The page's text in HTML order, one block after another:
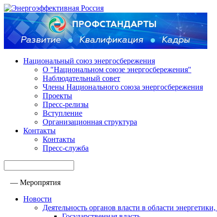
Национальный союз энергосбережения
О "Национальном союзе энергосбережения"
Наблюдательный совет
Члены Национального союза энергосбережения
Проекты
Пресс-релизы
Вступление
Организационная структура
Контакты
Контакты
Пресс-служба
— Меропрятия
Новости
Деятельность органов власти в области